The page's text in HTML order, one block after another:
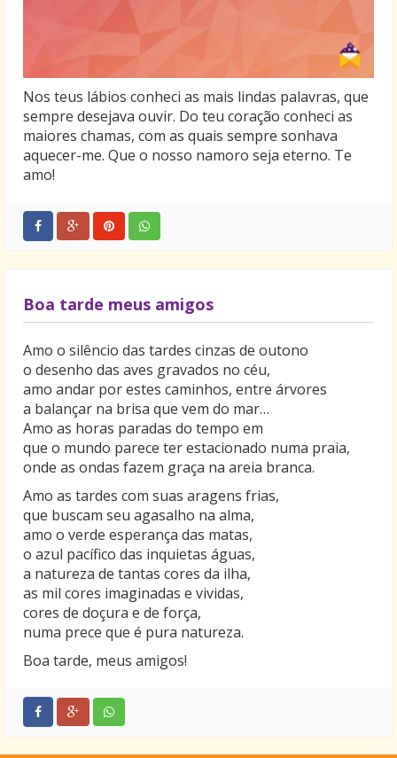
Nos teus lábios conheci as mais lindas palavras, que
sempre desejava ouvir. Do teu coração conheci as
maiores chamas, com as quais sempre sonhava
aquecer-me. Que o nosso namoro seja eterno. Te
amo!
Boa tarde meus amigos
Amo o silêncio das tardes cinzas de outono
o desenho das aves gravados no céu,
amo andar por estes caminhos, entre árvores
a balançar na brisa que vem do mar…
Amo as horas paradas do tempo em
que o mundo parece ter estacionado numa praia,
onde as ondas fazem graça na areia branca.
Amo as tardes com suas aragens frias,
que buscam seu agasalho na alma,
amo o verde esperança das matas,
o azul pacífico das inquietas águas,
a natureza de tantas cores da ilha,
as mil cores imaginadas e vividas,
cores de doçura e de força,
numa prece que é pura natureza.
Boa tarde, meus amigos!